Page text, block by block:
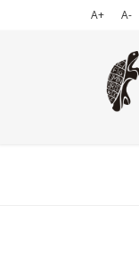
A+ A-